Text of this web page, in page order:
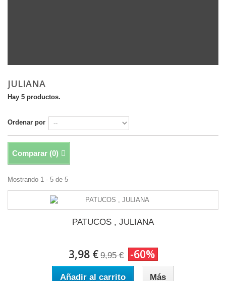
JULIANA
Hay 5 productos.
Ordenar por
Comparar (0)
Mostrando 1 - 5 de 5
PATUCOS , JULIANA
3,98 € 9,95 € -60%
Añadir al carrito Más